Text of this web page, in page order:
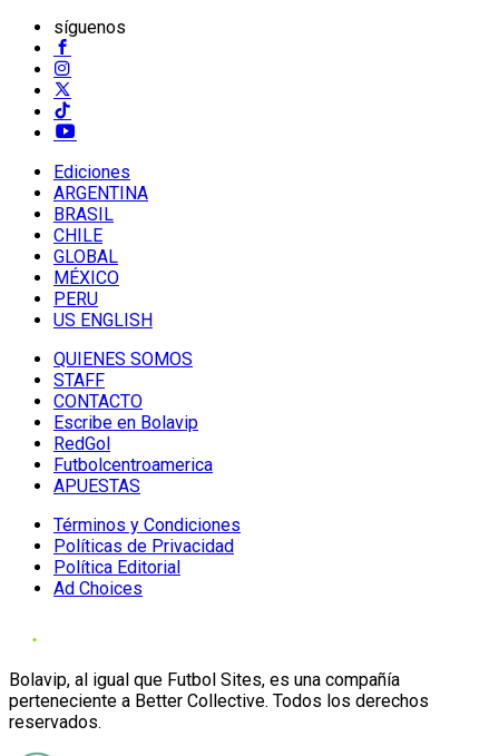
síguenos
Ediciones
ARGENTINA
BRASIL
CHILE
GLOBAL
MÉXICO
PERU
US ENGLISH
QUIENES SOMOS
STAFF
CONTACTO
Escribe en Bolavip
RedGol
Futbolcentroamerica
APUESTAS
Términos y Condiciones
Políticas de Privacidad
Política Editorial
Ad Choices
Bolavip, al igual que Futbol Sites, es una compañía
perteneciente a Better Collective. Todos los derechos
reservados.